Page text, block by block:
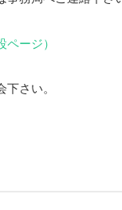
ージ）
さい。